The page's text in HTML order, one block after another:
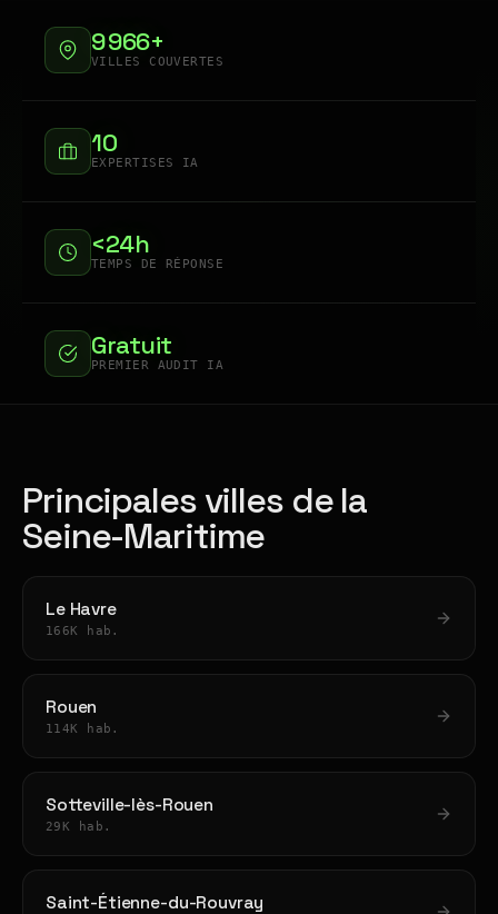
9 966+
VILLES COUVERTES
10
EXPERTISES IA
<24h
TEMPS DE RÉPONSE
Gratuit
PREMIER AUDIT IA
Principales villes de la
Seine-Maritime
Le Havre
166K hab.
Rouen
114K hab.
Sotteville-lès-Rouen
29K hab.
Saint-Étienne-du-Rouvray